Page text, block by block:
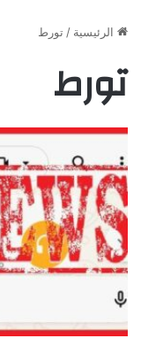
الرئيسية / تورط
تورط